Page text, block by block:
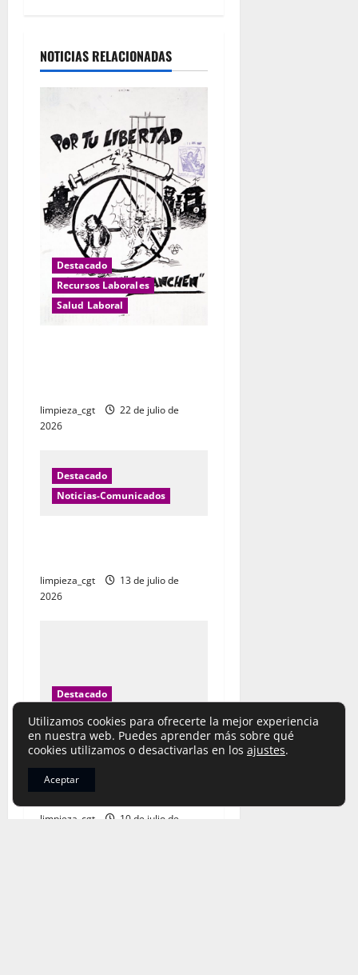
c
i
n
e
t
d
NOTICIAS RELACIONADAS
Destacado
Recursos Laborales
Salud Laboral
limpieza_cgt
22 de julio de
2026
Destacado
Noticias-Comunicados
limpieza_cgt
13 de julio de
2026
Destacado
Guías-Manuales
Recursos Laborales
¿ Qué hacer ante un despido
o fin de contrato?
limpieza_cgt
10 de julio de
Utilizamos cookies para ofrecerte la mejor experiencia
en nuestra web. Puedes aprender más sobre qué
cookies utilizamos o desactivarlas en los ajustes.
Aceptar